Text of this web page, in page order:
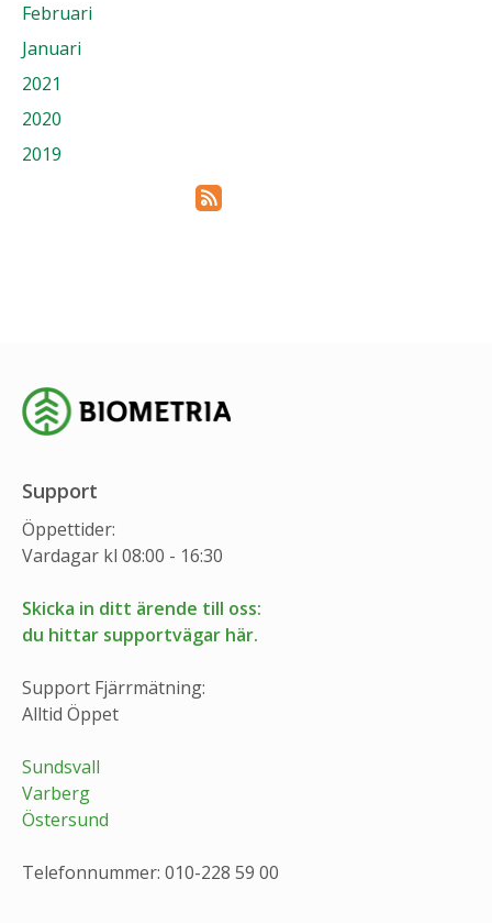
Februari
Januari
2021
2020
2019
Support
Öppettider:
Vardagar kl 08:00 - 16:30
Skicka in ditt ärende till oss:
du hittar supportvägar här.
Support Fjärrmätning:
Alltid Öppet
Sundsvall
Varberg
Östersund
Telefonnummer: 010-228 59 00